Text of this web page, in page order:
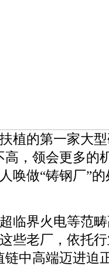
植的第一家大
高，领会更多的
唤做“铸钢厂”
界火电等范畴
些老厂，依托
链中高端迈进迫